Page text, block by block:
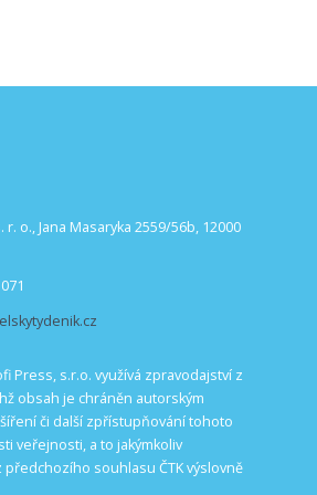
r. o., Jana Masaryka 2559/56b, 12000
Press, s.r.o. využívá zpravodajství z
obsah je chráněn autorským
či další zpřístupňování tohoto
veřejnosti, a to jakýmkoliv
souhlasu ČTK výslovně